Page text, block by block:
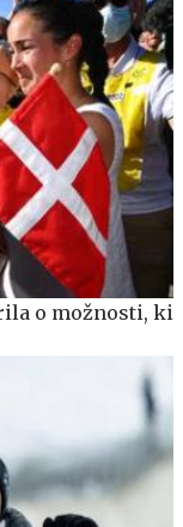
o možnosti, ki